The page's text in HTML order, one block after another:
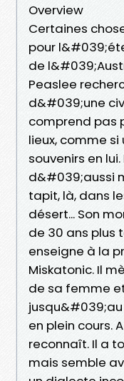
Overview
Certaines
pour
de
Peaslee
d&#039;une
comprend pas
lieux, comme
souvenirs en
d&#039;aussi
tapit, là, dans
désert... Son
de 30 ans plus
enseigne à la
Miskatonic. Il
de sa femme
en plein cours.
reconnaît. Il a
mais semble